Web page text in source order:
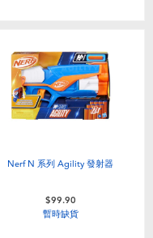
Nerf N 系列 Agility 發射器
$99.90
暫時缺貨